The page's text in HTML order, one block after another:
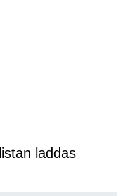
laddas